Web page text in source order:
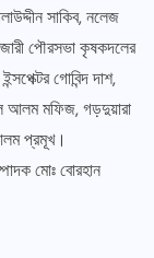
সাকিব, নলেজ
পৌরসভা কৃষকদলের
গোবিন্দ দাশ,
আলম মফিজ, গড়দুয়ারা
প্রমূখ।
মোঃ বোরহান